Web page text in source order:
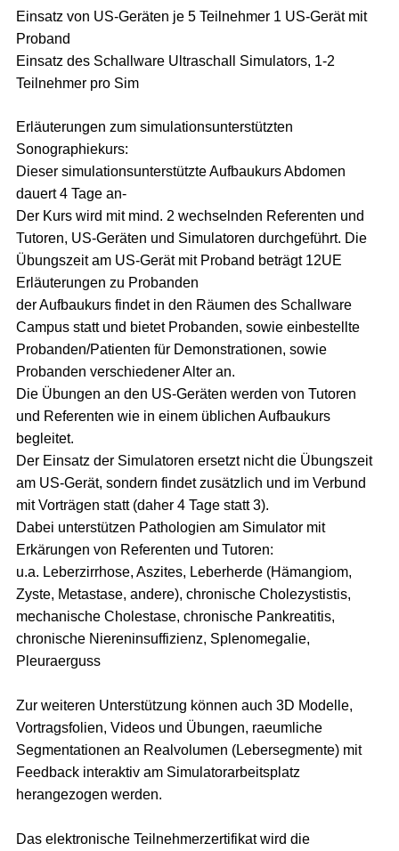
Einsatz von US-Geräten je 5 Teilnehmer 1 US-Gerät mit
Proband
Einsatz des Schallware Ultraschall Simulators, 1-2
Teilnehmer pro Sim
Erläuterungen zum simulationsunterstützten
Sonographiekurs:
Dieser simulationsunterstützte Aufbaukurs Abdomen
dauert 4 Tage an-
Der Kurs wird mit mind. 2 wechselnden Referenten und
Tutoren, US-Geräten und Simulatoren durchgeführt. Die
Übungszeit am US-Gerät mit Proband beträgt 12UE
Erläuterungen zu Probanden
der Aufbaukurs findet in den Räumen des Schallware
Campus statt und bietet Probanden, sowie einbestellte
Probanden/Patienten für Demonstrationen, sowie
Probanden verschiedener Alter an.
Die Übungen an den US-Geräten werden von Tutoren
und Referenten wie in einem üblichen Aufbaukurs
begleitet.
Der Einsatz der Simulatoren ersetzt nicht die Übungszeit
am US-Gerät, sondern findet zusätzlich und im Verbund
mit Vorträgen statt (daher 4 Tage statt 3).
Dabei unterstützen Pathologien am Simulator mit
Erkärungen von Referenten und Tutoren:
u.a. Leberzirrhose, Aszites, Leberherde (Hämangiom,
Zyste, Metastase, andere), chronische Cholezystistis,
mechanische Cholestase, chronische Pankreatitis,
chronische Niereninsuffizienz, Splenomegalie,
Pleuraerguss
Zur weiteren Unterstützung können auch 3D Modelle,
Vortragsfolien, Videos und Übungen, raeumliche
Segmentationen an Realvolumen (Lebersegmente) mit
Feedback interaktiv am Simulatorarbeitsplatz
herangezogen werden.
Das elektronische Teilnehmerzertifikat wird die